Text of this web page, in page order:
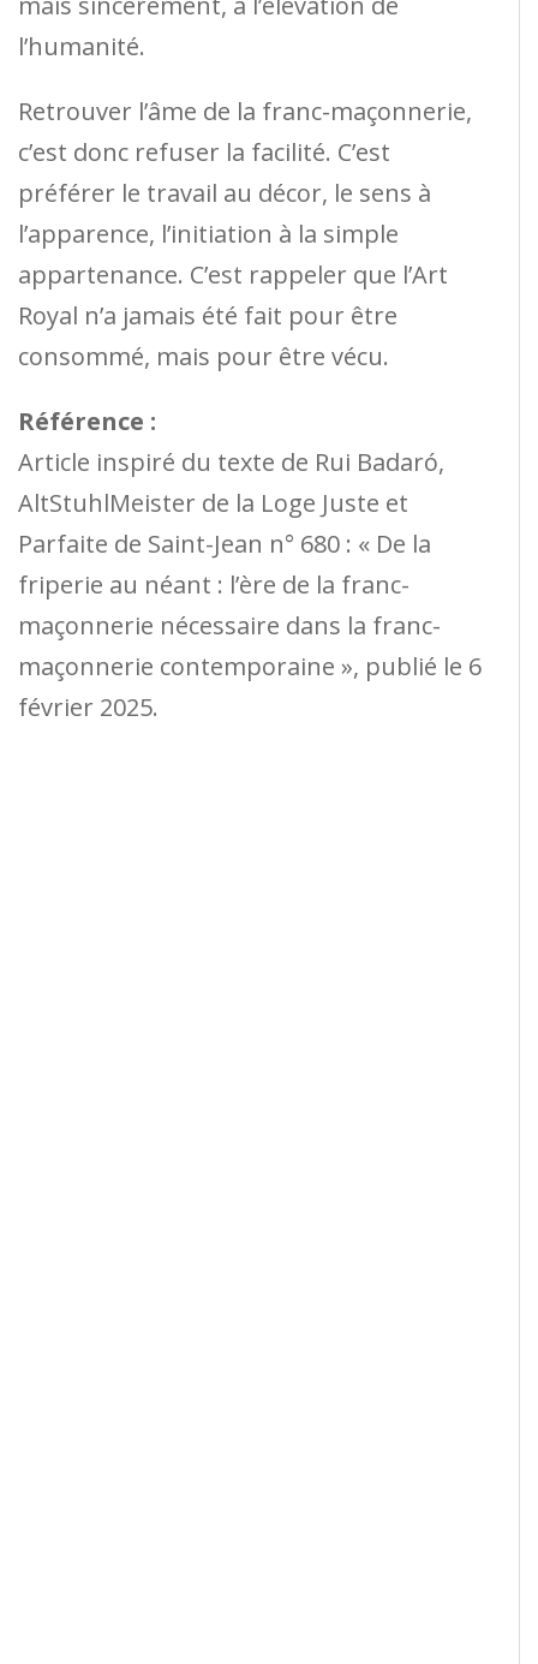
l’humanité.
Retrouver l’âme de la franc-maçonnerie,
c’est donc refuser la facilité. C’est
préférer le travail au décor, le sens à
l’apparence, l’initiation à la simple
appartenance. C’est rappeler que l’Art
Royal n’a jamais été fait pour être
consommé, mais pour être vécu.
Référence :
Article inspiré du texte de Rui Badaró,
AltStuhlMeister de la Loge Juste et
Parfaite de Saint-Jean n° 680 : « De la
friperie au néant : l’ère de la franc-
maçonnerie nécessaire dans la franc-
maçonnerie contemporaine », publié le 6
février 2025.